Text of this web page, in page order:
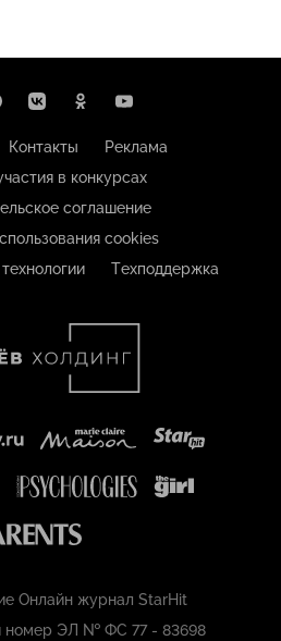
Контакты
Реклама
в конкурсах
соглашение
cookies
Техподдержка
Онлайн журнал StarHit
номер ЭЛ № ФС 77 - 83698